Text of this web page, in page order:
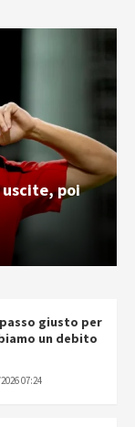
uscite, poi
giusto per
un debito
07:24